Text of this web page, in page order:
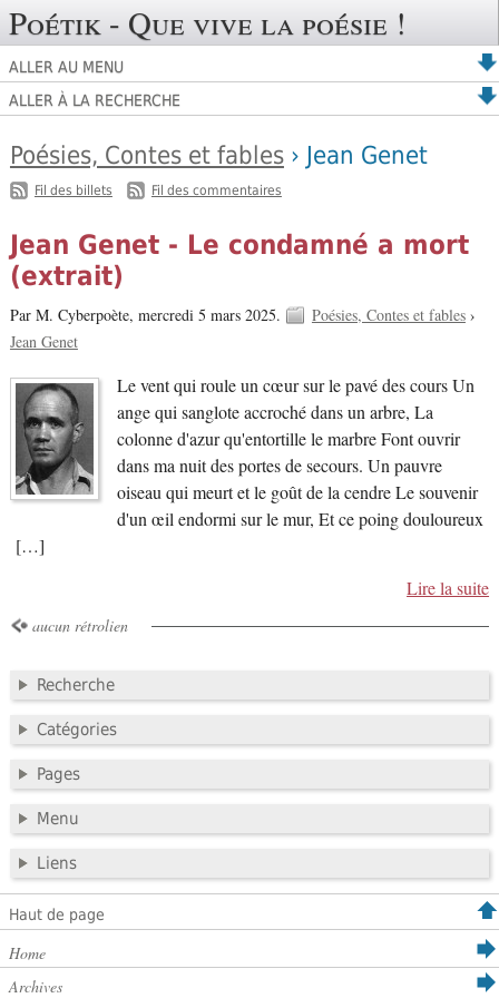
Poétik - Que vive la poésie !
ALLER AU MENU
ALLER À LA RECHERCHE
Poésies, Contes et fables› Jean Genet
Fil des billets Fil des commentaires
Jean Genet - Le condamné a mort
(extrait)
Par M. Cyberpoète, mercredi 5 mars 2025. Poésies, Contes et fables›
Jean Genet
Le vent qui roule un cœur sur le pavé des cours Un
ange qui sanglote accroché dans un arbre, La
colonne d'azur qu'entortille le marbre Font ouvrir
dans ma nuit des portes de secours. Un pauvre
oiseau qui meurt et le goût de la cendre Le souvenir
d'un œil endormi sur le mur, Et ce poing douloureux
[…]
Lire la suite
aucun rétrolien
Recherche
Catégories
Pages
Menu
Liens
Haut de page
Home
Archives